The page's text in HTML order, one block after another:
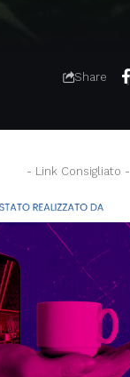
Share
- Link Consigliato -